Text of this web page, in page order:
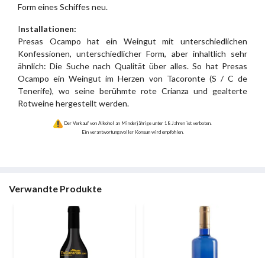
Form eines Schiffes neu.
Installationen:
Presas Ocampo hat ein Weingut mit unterschiedlichen
Konfessionen, unterschiedlicher Form, aber inhaltlich sehr
ähnlich: Die Suche nach Qualität über alles. So hat Presas
Ocampo ein Weingut im Herzen von Tacoronte (S / C de
Tenerife), wo seine berühmte rote Crianza und gealterte
Rotweine hergestellt werden.
Der Verkauf von Alkohol an Minderjährige unter 18 Jahren ist verboten.
Ein verantwortungsvoller Konsum wird empfohlen.
Verwandte Produkte